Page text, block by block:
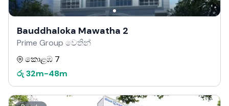
Bauddhaloka Mawatha 2
Prime Group වෙතින්
කොළඹ 7
රු 32m-48m